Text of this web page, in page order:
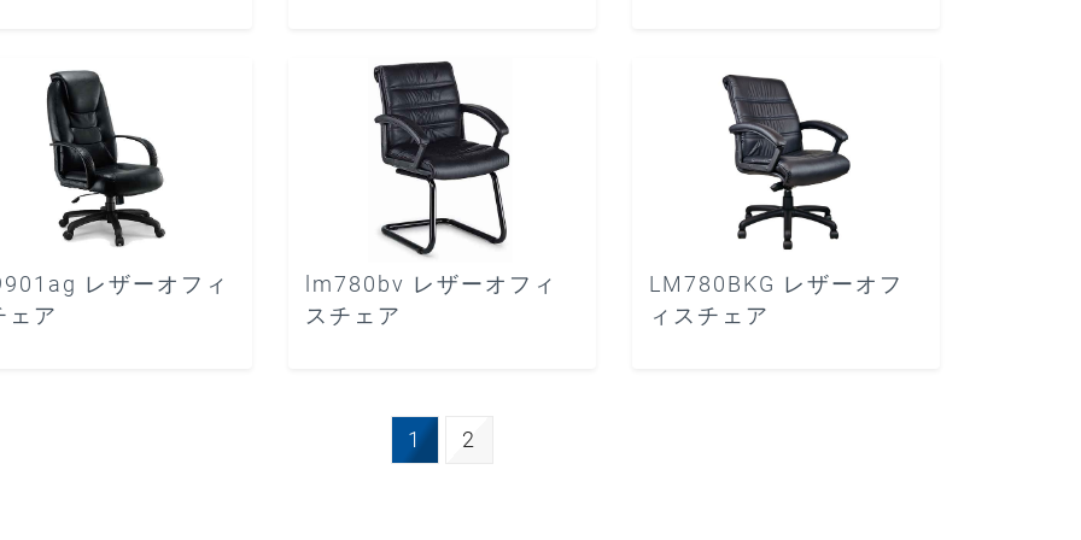
レザーオフィ
ェア
lm780bv レザーオフィ
スチェア
LM780BKG レザーオフ
ィスチェア
1 2